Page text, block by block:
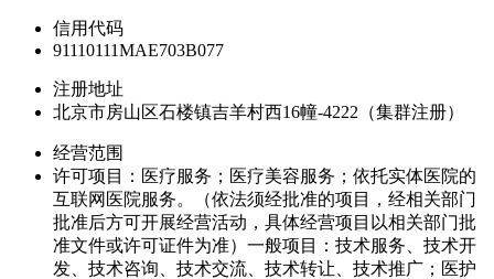
信用代码
91110111MAE703B077
注册地址
北京市房山区石楼镇吉羊村西16幢-4222（集群注册）
经营范围
许可项目：医疗服务；医疗美容服务；依托实体医院的
互联网医院服务。（依法须经批准的项目，经相关部门
批准后方可开展经营活动，具体经营项目以相关部门批
准文件或许可证件为准）一般项目：技术服务、技术开
发、技术咨询、技术交流、技术转让、技术推广；医护